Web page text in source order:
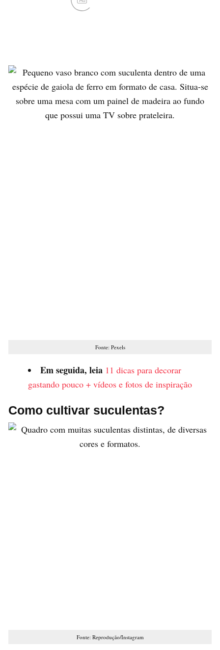
Fonte: Pexels
Em seguida, leia 11 dicas para decorar
gastando pouco + vídeos e fotos de inspiração
Como cultivar suculentas?
Fonte: Reprodução/Instagram